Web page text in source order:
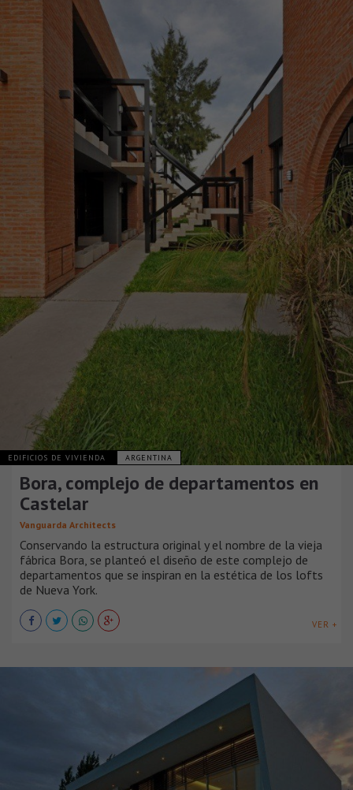
EDIFICIOS DE VIVIENDA ARGENTINA
Bora, complejo de departamentos en
Castelar
Vanguarda Architects
Conservando la estructura original y el nombre de la vieja
fábrica Bora, se planteó el diseño de este complejo de
departamentos que se inspiran en la estética de los lofts
de Nueva York.
VER +